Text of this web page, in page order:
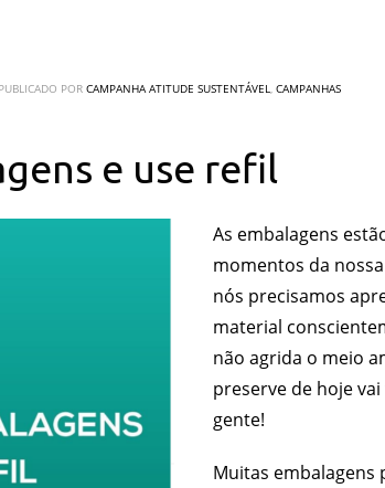
PUBLICADO POR CAMPANHA ATITUDE SUSTENTÁVEL, CAMPANHAS
e use refil
As embalagens
momentos da
nós precisamos
material
não agrida o meio
preserve de hoje
gente!
Muitas embalagens